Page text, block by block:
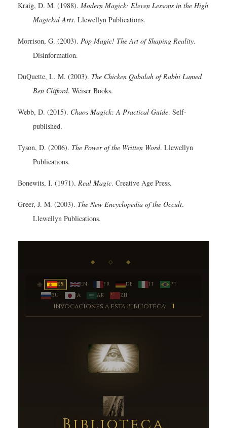
Kraig, D. M. (1988). Modern Magick: Eleven Lessons in the High
Magickal Arts. Llewellyn Publications.
Morrison, G. (2003). Pop Magic! The Art of Shaping Reality.
Disinformation.
DuQuette, L. M. (2003). The Chicken Qabalah of Rabbi Lamed
Ben Clifford. Weiser Books.
Webb, D. (2015). Chaos Magick: A Practical Guide. Self-
published.
Tyson, D. (2006). The Power of the Written Word. Llewellyn
Publications.
Bonewits, I. (1971). Real Magic. Creative Age Press.
Greer, J. M. (2003). The New Encyclopedia of the Occult.
Llewellyn Publications.